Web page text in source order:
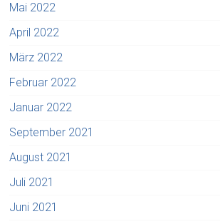
Mai 2022
April 2022
März 2022
Februar 2022
Januar 2022
September 2021
August 2021
Juli 2021
Juni 2021